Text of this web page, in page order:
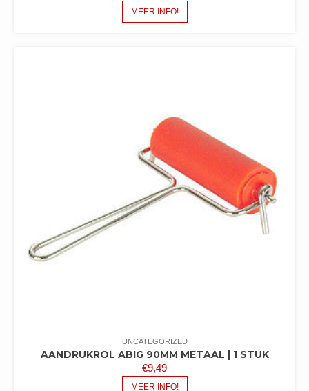
MEER INFO!
UNCATEGORIZED
AANDRUKROL ABIG 90MM METAAL | 1 STUK
€9,49
MEER INFO!